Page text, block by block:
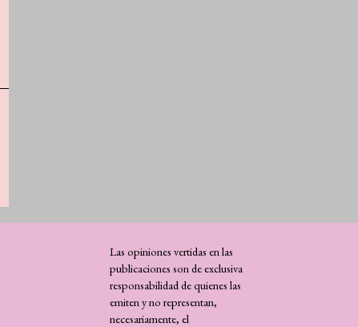
Las opiniones vertidas en las
publicaciones son de exclusiva
responsabilidad de quienes las
emiten y no representan,
necesariamente, el